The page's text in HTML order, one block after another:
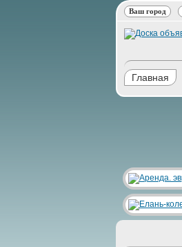
Ваш город
Главная